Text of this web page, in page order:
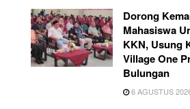
Dorong
Mahasiswa
KKN, Usung
Village One
Bulungan
6 AGUSTUS